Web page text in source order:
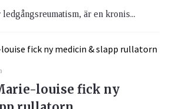
är en kronis...
louise fick ny